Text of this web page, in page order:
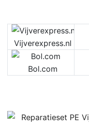
Vijverexpress.nl
Bol.com